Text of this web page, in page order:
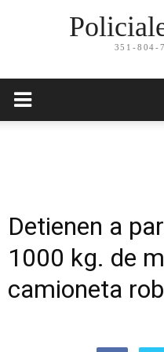
351-804-
Detienen a
1000 kg. de
camioneta